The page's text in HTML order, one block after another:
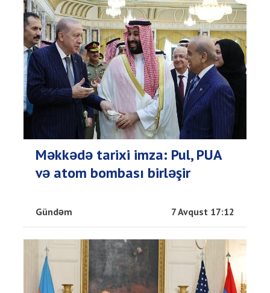
Məkkədə tarixi imza: Pul, PUA
və atom bombası birləşir
Gündəm 7 Avqust 17:12